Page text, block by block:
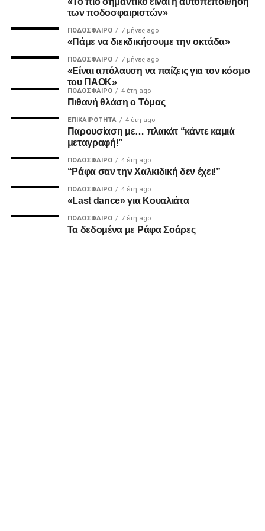
2. Την πιο σίγουρη και την πιο γρήγορη λύση για την
πολύ να δωθεί στον λαό του ΠΑΟΚ.
Και από ότι φαίνεται, ούτε γρήγοροι, ούτε σίγουροι, ούτε
ανεξάρτητοι σταθήκατε.
Επιθυμία λοιπόν του κόσμου που σας στήριξε είναι να
δωθούν ΑΜΕΣΑ αποτελέσματα και λύσεις οι οποίες
υποστηρίζονται από συμπαγής απόψεις και όχι αβάσιμες
τεκμηριώσεις και κομφούζιο καθυστερήσεων για το τι
πραγματικά συμβαίνει με την κληρονομιά του συλλόγου
των ποδοσφαιριστών»
ΠΟΔΌΣΦΑΙΡΟ 7 μήνες ago
«Πάμε να διεκδικήσουμε την οκτάδα»
ΠΟΔΌΣΦΑΙΡΟ 7 μήνες ago
«Είναι απόλαυση να παίζεις για τον κόσμο
του ΠΑΟΚ»
ΠΟΔΌΣΦΑΙΡΟ 4 έτη ago
Πιθανή θλάση ο Τόμας
ΕΠΙΚΑΙΡΌΤΗΤΑ 4 έτη ago
Παρουσίαση με… πλακάτ “κάντε καμιά
μεταγραφή!”
ΠΟΔΌΣΦΑΙΡΟ 4 έτη ago
“Ράφα σαν την Χαλκιδική δεν έχει!”
ΠΟΔΌΣΦΑΙΡΟ 4 έτη ago
«Last dance» για Κουαλιάτα
ΠΟΔΌΣΦΑΙΡΟ 7 έτη ago
Τα δεδομένα με Ράφα Σοάρες